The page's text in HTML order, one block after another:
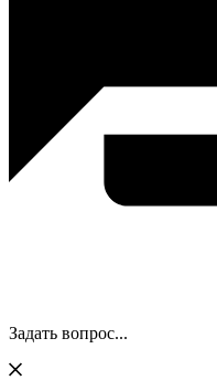
Задать вопрос...